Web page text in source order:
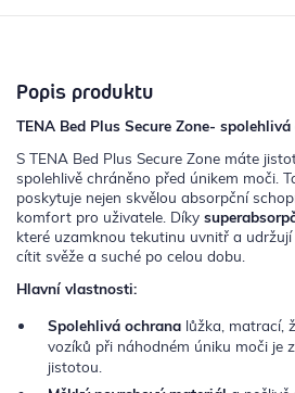
Popis produktu
TENA Bed Plus Secure Zone-
S TENA Bed Plus Secure Zone máte
spolehlivě chráněno před únikem moči.
poskytuje nejen skvělou absorpční
komfort pro uživatele. Díky
které uzamknou tekutinu uvnitř a
cítit svěže a suché po celou dobu.
Hlavní vlastnosti:
Spolehlivá ochrana lůžka, matrací,
vozíků při náhodném úniku moči je
jistotou.